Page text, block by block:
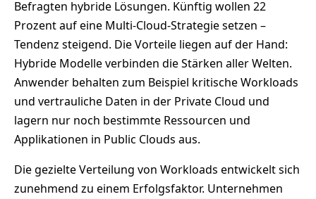
Befragten hybride Lösungen. Künftig wollen 22
Prozent auf eine Multi-Cloud-Strategie setzen –
Tendenz steigend. Die Vorteile liegen auf der Hand:
Hybride Modelle verbinden die Stärken aller Welten.
Anwender behalten zum Beispiel kritische Workloads
und vertrauliche Daten in der Private Cloud und
lagern nur noch bestimmte Ressourcen und
Applikationen in Public Clouds aus.
Die gezielte Verteilung von Workloads entwickelt sich
zunehmend zu einem Erfolgsfaktor. Unternehmen